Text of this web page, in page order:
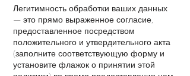
Легитимность обработки ваших данных
— это прямо выраженное согласие,
предоставленное посредством
положительного и утвердительного акта
(заполните соответствующую форму и
установите флажок о принятии этой